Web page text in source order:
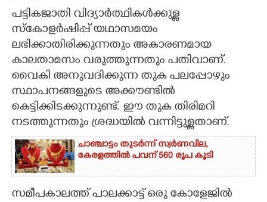
CARTOONS
LITERATURE
ZOOM
പട്ടികജാതി വിദ്യാർത്ഥികൾക്കുള്ള
സ്കോളർഷിപ്പ് യഥാസമയം
ലഭിക്കാതിരിക്കുന്നതും അകാരണമായ
കാലതാമസം വരുത്തുന്നതും പതിവാണ്.
വൈകി അനുവദിക്കുന്ന തുക പലപ്പോഴും
സ്ഥാപനങ്ങളുടെ അക്കൗണ്ടിൽ
കെട്ടിക്കിടക്കുന്നുണ്ട്. ഈ തുക തിരിമറി
നടത്തുന്നതും ശ്രദ്ധയിൽ വന്നിട്ടുള്ളതാണ്.
ചാഞ്ചാട്ടം തുടർന്ന് സ്വർണവില,
കേരളത്തിൽ പവന് 560 രൂപ കൂടി
സമീപകാലത്ത് പാലക്കാട്ട് ഒരു കോളേജിൽ